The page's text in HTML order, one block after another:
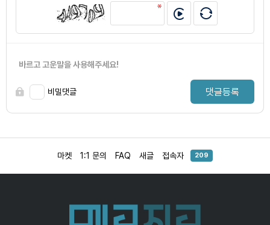
바르고 고운말을 사용해주세요!
비밀댓글 댓글등록
마켓 1:1 문의 FAQ 새글 접속자 209